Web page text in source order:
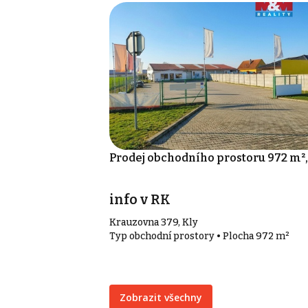
Prodej obchodního prostoru 972
info v RK
Krauzovna 379, Kly
Typ obchodní prostory • Plocha 972 m²
Zobrazit všechny